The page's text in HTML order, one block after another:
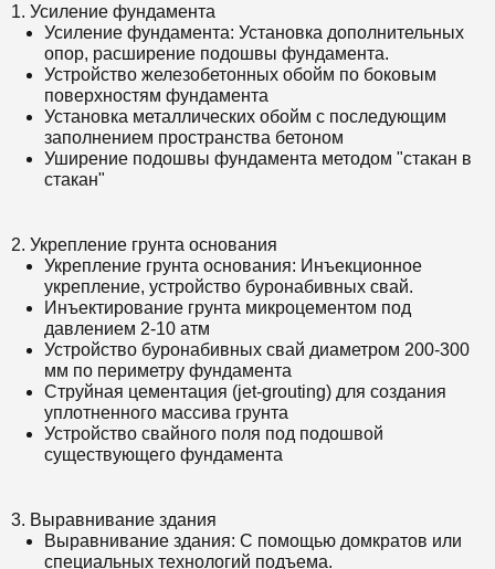
1. Усиление фундамента
Усиление фундамента: Установка дополнительных
опор, расширение подошвы фундамента.
Устройство железобетонных обойм по боковым
поверхностям фундамента
Установка металлических обойм с последующим
заполнением пространства бетоном
Уширение подошвы фундамента методом "стакан в
стакан"
2. Укрепление грунта основания
Укрепление грунта основания: Инъекционное
укрепление, устройство буронабивных свай.
Инъектирование грунта микроцементом под
давлением 2-10 атм
Устройство буронабивных свай диаметром 200-300
мм по периметру фундамента
Струйная цементация (jet-grouting) для создания
уплотненного массива грунта
Устройство свайного поля под подошвой
существующего фундамента
3. Выравнивание здания
Выравнивание здания: С помощью домкратов или
специальных технологий подъема.